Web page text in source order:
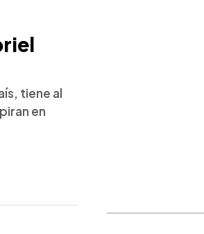
tiene al
en